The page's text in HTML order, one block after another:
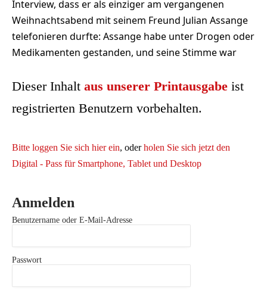
Interview, dass er als einziger am vergangenen
Weihnachtsabend mit seinem Freund Julian Assange
telefonieren durfte: Assange habe unter Drogen oder
Medikamenten gestanden, und seine Stimme war
Dieser Inhalt aus unserer Printausgabe ist
registrierten Benutzern vorbehalten.
Bitte loggen Sie sich hier ein, oderholen Sie sich jetzt den
Digital - Pass für Smartphone, Tablet und Desktop
Anmelden
Benutzername oder E-Mail-Adresse
Passwort